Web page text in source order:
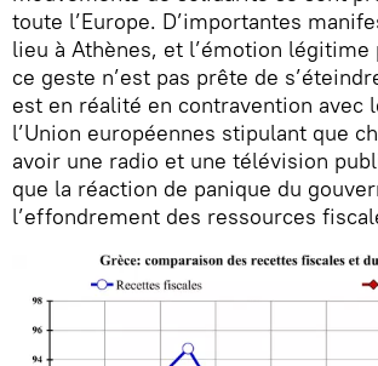
toute l’Europe. D’importantes
lieu à Athènes, et l’émotion légitime
ce geste n’est pas prête de
est en réalité en contravention avec
l’Union européennes stipulant que
avoir une radio et une télévision
que la réaction de panique du
l’effondrement des ressources